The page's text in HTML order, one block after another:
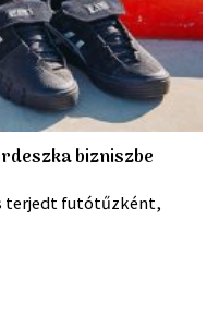
bizniszbe
terjedt futótűzként,